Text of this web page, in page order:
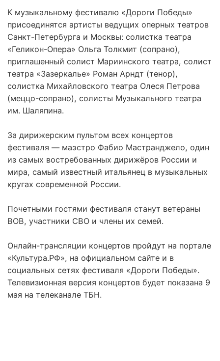
К музыкальному фестивалю «Дороги Победы»
присоединятся артисты ведущих оперных театров
Санкт-Петербурга и Москвы: солистка театра
«Геликон-Опера» Ольга Толкмит (сопрано),
приглашенный солист Мариинского театра, солист
театра «Зазеркалье» Роман Арндт (тенор),
солистка Михайловского театра Олеся Петрова
(меццо-сопрано), солисты Музыкального театра
им. Шаляпина.
За дирижерским пультом всех концертов
фестиваля — маэстро Фабио Мастранджело, один
из самых востребованных дирижёров России и
мира, самый известный итальянец в музыкальных
кругах современной России.
Почетными гостями фестиваля станут ветераны
ВОВ, участники СВО и члены их семей.
Онлайн-трансляции концертов пройдут на портале
«Культура.РФ», на официальном сайте и в
социальных сетях фестиваля «Дороги Победы».
Телевизионная версия концертов будет показана 9
мая на телеканале ТБН.